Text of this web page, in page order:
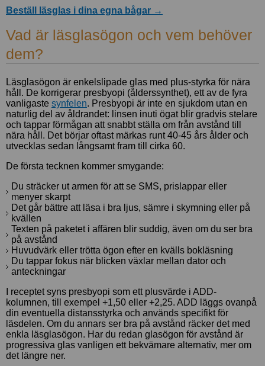
Blogg
Solglasögon med styrka
Bli kund
Lånekorg: 0 bågar
Varukorg: 0 varor
Datorglasögon
Frågor och
svar om
glasögon
Arbetsglasögon
/
Terminalglasögon
Hur väljer man
rätt båge?
Ray-Ban Meta
Läsglasögon
styrka
Billiga
läsglasögon
Polariserande
solglasögon
Trötta ögon
Beställ läsglas i dina egna bågar →
Vad är läsglasögon och vem behöver
dem?
Läsglasögon är enkelslipade glas med plus-styrka för nära
håll. De korrigerar presbyopi (ålderssynthet), ett av de fyra
vanligaste synfelen. Presbyopi är inte en sjukdom utan en
naturlig del av åldrandet: linsen inuti ögat blir gradvis stelare
och tappar förmågan att snabbt ställa om från avstånd till
nära håll. Det börjar oftast märkas runt 40-45 års ålder och
utvecklas sedan långsamt fram till cirka 60.
De första tecknen kommer smygande:
Du sträcker ut armen för att se SMS, prislappar eller
menyer skarpt
Det går bättre att läsa i bra ljus, sämre i skymning eller på
kvällen
Texten på paketet i affären blir suddig, även om du ser bra
på avstånd
Huvudvärk eller trötta ögon efter en kvälls bokläsning
Du tappar fokus när blicken växlar mellan dator och
anteckningar
I receptet syns presbyopi som ett plusvärde i ADD-
kolumnen, till exempel +1,50 eller +2,25. ADD läggs ovanpå
din eventuella distansstyrka och används specifikt för
läsdelen. Om du annars ser bra på avstånd räcker det med
enkla läsglasögon. Har du redan glasögon för avstånd är
progressiva glas vanligen ett bekvämare alternativ, mer om
det längre ner.